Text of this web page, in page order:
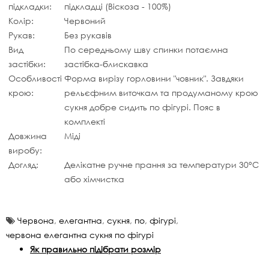
підкладки:
підкладці (Віскоза - 100%)
Колір:
Червоний
Рукав:
Без рукавів
Вид
застібки:
По середньому шву спинки потаємна
застібка-блискавка
Особливості
крою:
Форма вирізу горловини "човник". Завдяки
рельєфним виточкам та продуманому крою
сукня добре сидить по фігурі. Пояс в
комплекті
Довжина
виробу:
Міді
Догляд:
Делікатне ручне прання за температури 30°C
або хімчистка
Червона, елегантна, сукня, по, фігурі,
червона елегантна сукня по фігурі
Як правильно підібрати розмір